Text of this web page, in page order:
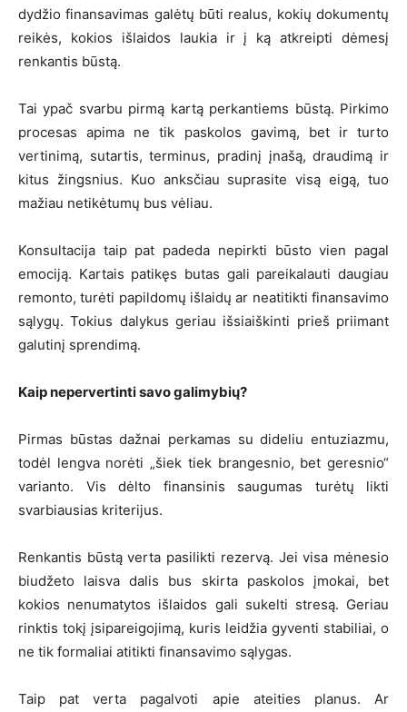
dydžio finansavimas galėtų būti realus, kokių dokumentų
reikės, kokios išlaidos laukia ir į ką atkreipti dėmesį
renkantis būstą.
Tai ypač svarbu pirmą kartą perkantiems būstą. Pirkimo
procesas apima ne tik paskolos gavimą, bet ir turto
vertinimą, sutartis, terminus, pradinį įnašą, draudimą ir
kitus žingsnius. Kuo anksčiau suprasite visą eigą, tuo
mažiau netikėtumų bus vėliau.
Konsultacija taip pat padeda nepirkti būsto vien pagal
emociją. Kartais patikęs butas gali pareikalauti daugiau
remonto, turėti papildomų išlaidų ar neatitikti finansavimo
sąlygų. Tokius dalykus geriau išsiaiškinti prieš priimant
galutinį sprendimą.
Kaip nepervertinti savo galimybių?
Pirmas būstas dažnai perkamas su dideliu entuziazmu,
todėl lengva norėti „šiek tiek brangesnio, bet geresnio“
varianto. Vis dėlto finansinis saugumas turėtų likti
svarbiausias kriterijus.
Renkantis būstą verta pasilikti rezervą. Jei visa mėnesio
biudžeto laisva dalis bus skirta paskolos įmokai, bet
kokios nenumatytos išlaidos gali sukelti stresą. Geriau
rinktis tokį įsipareigojimą, kuris leidžia gyventi stabiliai, o
ne tik formaliai atitikti finansavimo sąlygas.
Taip pat verta pagalvoti apie ateities planus. Ar